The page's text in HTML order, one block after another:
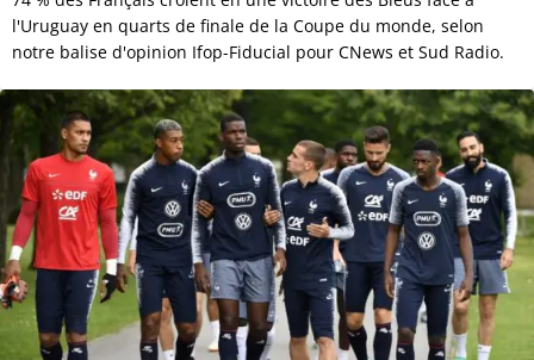
l'Uruguay en quarts de finale de la Coupe du monde, selon
notre balise d'opinion Ifop-Fiducial pour CNews et Sud Radio.